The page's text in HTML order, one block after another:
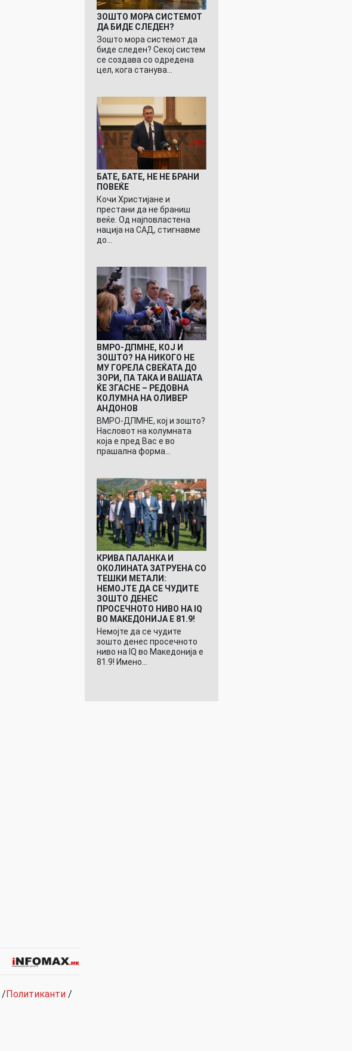
/ Политиканти /
ЗОШТО МОРА СИСТЕМОТ
ДА БИДЕ СЛЕДЕН?
Зошто мора системот да
биде следен? Секој систем
се создава со одредена
цел, кога станува…
БАТЕ, БАТЕ, НЕ НЕ БРАНИ
ПОВЕЌЕ
Кочи Христијане и
престани да не браниш
веќе. Од најповластена
нација на САД, стигнавме
до…
ВМРО-ДПМНЕ, КОЈ И
ЗОШТО? НА НИКОГО НЕ
МУ ГОРЕЛА СВЕЌАТА ДО
ЗОРИ, ПА ТАКА И ВАШАТА
ЌЕ ЗГАСНЕ – РЕДОВНА
КОЛУМНА НА ОЛИВЕР
АНДОНОВ
ВМРО-ДПМНЕ, кој и зошто?
Насловот на колумната
која е пред Вас е во
прашална форма…
КРИВА ПАЛАНКА И
ОКОЛИНАТА ЗАТРУЕНА СО
ТЕШКИ МЕТАЛИ:
НЕМОЈТЕ ДА СЕ ЧУДИТЕ
ЗОШТО ДЕНЕС
ПРОСЕЧНОТО НИВО НА IQ
ВО МАКЕДОНИЈА Е 81.9!
Немојте да се чудите
зошто денес просечното
ниво на IQ во Македонија е
81.9! Имено…